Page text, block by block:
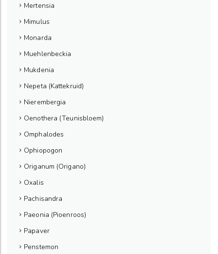
Mertensia
Mimulus
Monarda
Muehlenbeckia
Mukdenia
Nepeta (Kattekruid)
Nierembergia
Oenothera (Teunisbloem)
Omphalodes
Ophiopogon
Origanum (Origano)
Oxalis
Pachisandra
Paeonia (Pioenroos)
Papaver
Penstemon